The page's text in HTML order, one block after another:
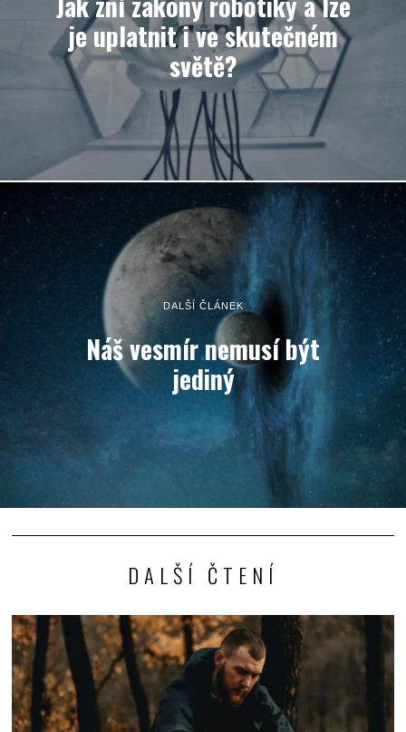
je uplatnit i ve skutečném
světě?
DALŠÍ ČLÁNEK
Náš vesmír nemusí být
jediný
DALŠÍ ČTENÍ